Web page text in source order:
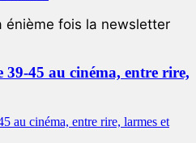
énième fois la newsletter
39-45 au cinéma, entre rire,